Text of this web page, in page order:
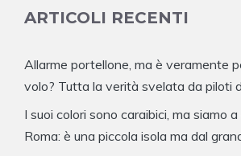
ARTICOLI RECENTI
Allarme portellone, ma è veramente
volo? Tutta la verità svelata da piloti
I suoi colori sono caraibici, ma siamo
Roma: è una piccola isola ma dal